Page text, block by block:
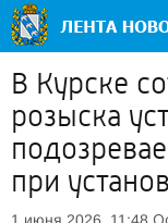
В Курске
розыска
при